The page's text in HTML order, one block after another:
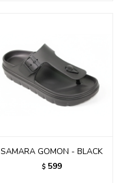
SAMARA GOMON - BLACK
$ 599